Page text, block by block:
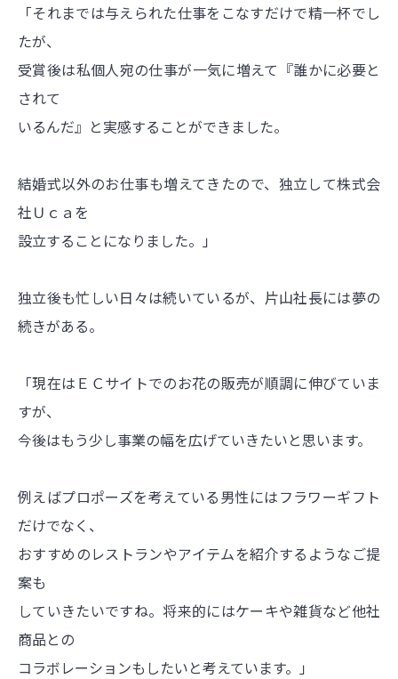
「それまでは与えられた仕事をこなすだけで精一杯でし
たが、
受賞後は私個人宛の仕事が一気に増えて『誰かに必要と
されて
いるんだ』と実感することができました。
結婚式以外のお仕事も増えてきたので、独立して株式会
社Ｕｃａを
設立することになりました。」
独立後も忙しい日々は続いているが、片山社長には夢の
続きがある。
「現在はＥＣサイトでのお花の販売が順調に伸びていま
すが、
今後はもう少し事業の幅を広げていきたいと思います。
例えばプロポーズを考えている男性にはフラワーギフト
だけでなく、
おすすめのレストランやアイテムを紹介するようなご提
案も
していきたいですね。将来的にはケーキや雑貨など他社
商品との
コラボレーションもしたいと考えています。」